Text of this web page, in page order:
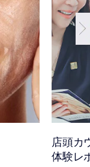
店頭カ
体験レ